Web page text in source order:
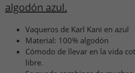
algodón azul.
Vaqueros de Karl Kani en azul
Material: 100% algodón
Cómodo de llevar en la vida
libre.